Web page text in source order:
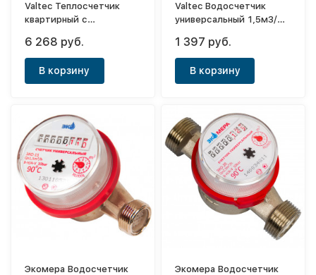
Valtec Теплосчетчик
квартирный с
расходомером RS-485
0,6 м3/час прямой
6 268 руб.
В корзину
Valtec Водосчетчик
универсальный 1,5м3/
1 397 руб.
В корзину
Экомера Водосчетчик
Экомера Водосчетчик